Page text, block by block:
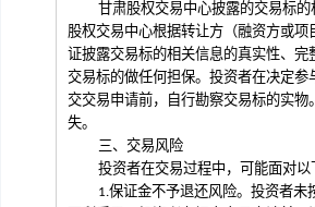
甘肃股权交易中心披露的交易标的
股权交易中心根据转让方（融资方或项
证披露交易标的相关信息的真实性、
交易标的做任何担保。投资者在决定
交交易申请前，自行勘察交易标的实
失。
三、交易风险
投资者在交易过程中，可能面对
1.保证金不予退还风险。 投资者未